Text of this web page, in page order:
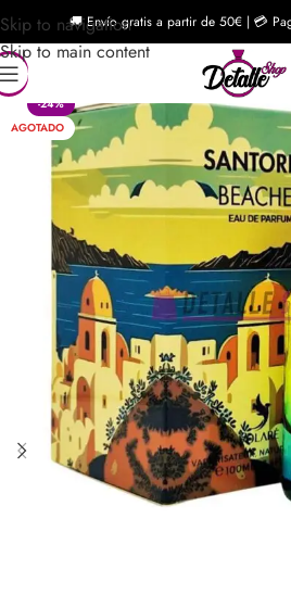
Skip to navigation
Skip to main content
🚚 Envío gratis a partir de 50€ | 💳
-24%
AGOTADO